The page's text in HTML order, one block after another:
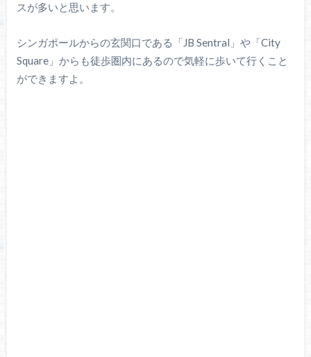
スが多いと思います。
シンガポールからの玄関口である「JB Sentral」や「City
Square」からも徒歩圏内にあるので気軽に歩いて行くこと
ができますよ。